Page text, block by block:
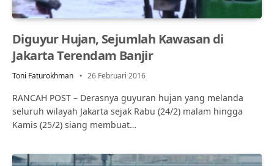
Diguyur Hujan, Sejumlah Kawasan di
Jakarta Terendam Banjir
Toni Faturokhman 26 Februari 2016
RANCAH POST – Derasnya guyuran hujan yang melanda
seluruh wilayah Jakarta sejak Rabu (24/2) malam hingga
Kamis (25/2) siang membuat…